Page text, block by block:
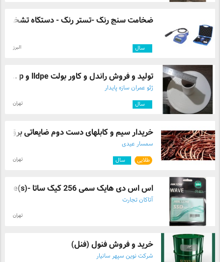
ضخامت سنج رنگ -تستر رنگ - دستگاه
سال البرز
تولید و فروش راندل و کاور بولت lldpe و p ...
ژئو عمران سازه پایدار
سال تهران
خریدار سیم و کابلهای دست دوم ضایعاتی برق ...
سمسار عیدی
طلایی سال تهران
اس اس دی هایک سمی 256 گیگ ساتا -wave(s)
آتاکان تجارت
تهران
خرید و فروش فنول (فنل)
شرکت نوین سپهر سانیار